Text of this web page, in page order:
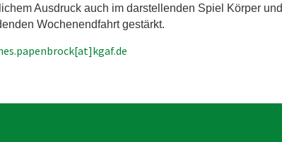
Ausdruck auch im darstellenden Spiel Körper und
Wochenendfahrt gestärkt.